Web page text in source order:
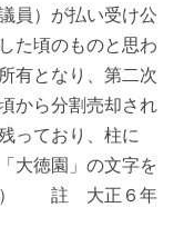
員）が払い受け公
た頃のものと思わ
有となり、第二次
から分割売却され
っており、柱に
大徳園」の文字を
市） 註 大正６年